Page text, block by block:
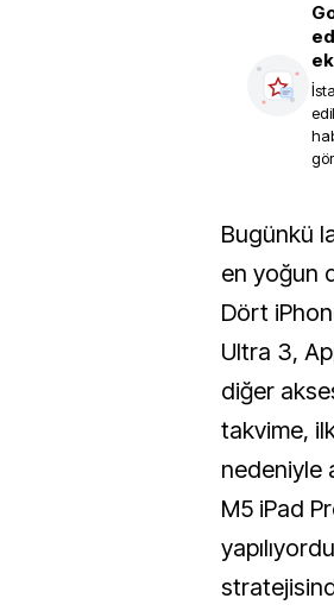
Bugünkü lansman, iddialara göre Apple’ın bu yılki
en yoğun
Dört
Ultra 3,
diğer
takvime, ilk
nedeniyle
M5 iPad